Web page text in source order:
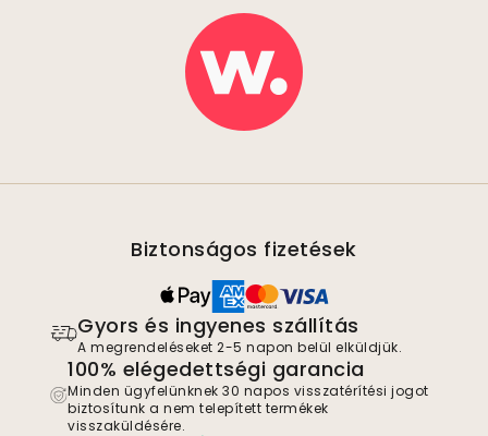
Biztonságos fizetések
Gyors és ingyenes szállítás
A megrendeléseket 2-5 napon belül elküldjük.
100% elégedettségi garancia
Minden ügyfelünknek 30 napos visszatérítési jogot
biztosítunk a nem telepített termékek
visszaküldésére.